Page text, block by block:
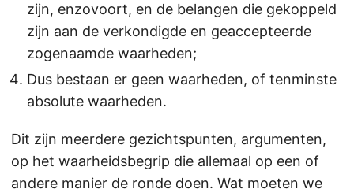
zijn, enzovoort, en de belangen die gekoppeld
zijn aan de verkondigde en geaccepteerde
zogenaamde waarheden;
Dus bestaan er geen waarheden, of tenminste
absolute waarheden.
Dit zijn meerdere gezichtspunten, argumenten,
op het waarheidsbegrip die allemaal op een of
andere manier de ronde doen. Wat moeten we